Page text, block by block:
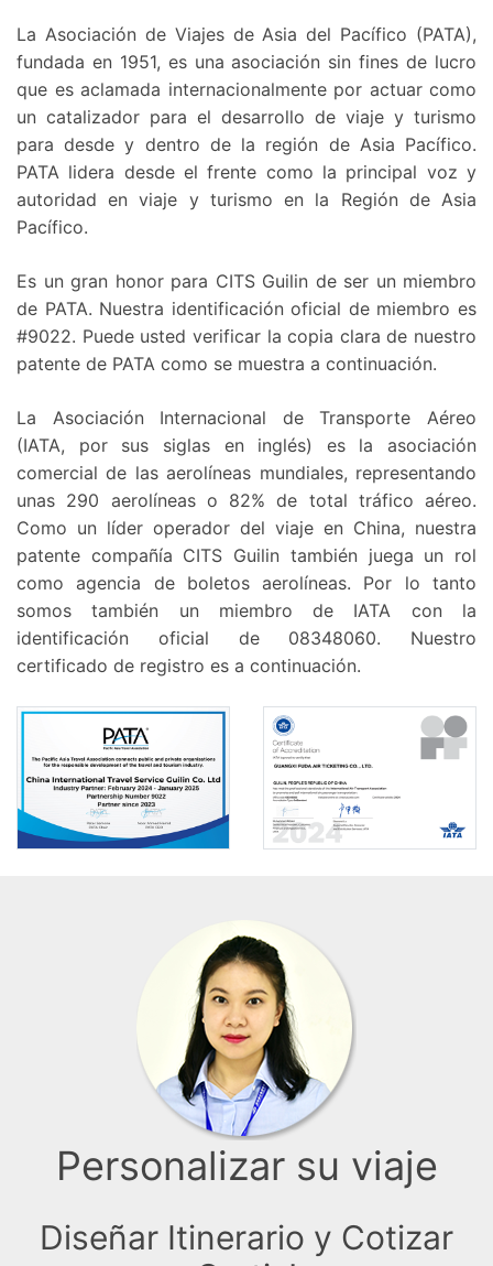
La Asociación de Viajes de Asia del Pacífico (PATA),
fundada en 1951, es una asociación sin fines de lucro
que es aclamada internacionalmente por actuar como
un catalizador para el desarrollo de viaje y turismo
para desde y dentro de la región de Asia Pacífico.
PATA lidera desde el frente como la principal voz y
autoridad en viaje y turismo en la Región de Asia
Pacífico.
Es un gran honor para CITS Guilin de ser un miembro
de PATA. Nuestra identificación oficial de miembro es
#9022. Puede usted verificar la copia clara de nuestro
patente de PATA como se muestra a continuación.
La Asociación Internacional de Transporte Aéreo
(IATA, por sus siglas en inglés) es la asociación
comercial de las aerolíneas mundiales, representando
unas 290 aerolíneas o 82% de total tráfico aéreo.
Como un líder operador del viaje en China, nuestra
patente compañía CITS Guilin también juega un rol
como agencia de boletos aerolíneas. Por lo tanto
somos también un miembro de IATA con la
identificación oficial de 08348060. Nuestro
certificado de registro es a continuación.
Personalizar su viaje
Diseñar Itinerario y Cotizar